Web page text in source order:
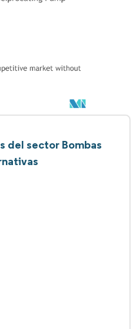
del sector Bombas